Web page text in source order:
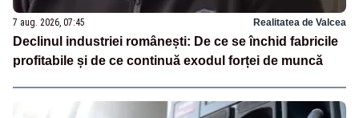
7 aug. 2026, 07:45 Realitatea de Valcea
Declinul industriei românești: De ce se închid fabricile
profitabile și de ce continuă exodul forței de muncă